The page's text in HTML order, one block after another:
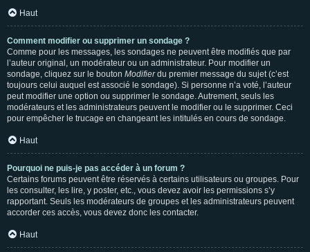
Haut
Comment modifier ou supprimer un sondage ?
Comme pour les messages, les sondages ne peuvent être modifiés que par
l’auteur original, un modérateur ou un administrateur. Pour modifier un
sondage, cliquez sur le bouton Modifierdu premier message du sujet (c’est
toujours celui auquel est associé le sondage). Si personne n’a voté, l’auteur
peut modifier une option ou supprimer le sondage. Autrement, seuls les
modérateurs et les administrateurs peuvent le modifier ou le supprimer. Ceci
pour empêcher le trucage en changeant les intitulés en cours de sondage.
Haut
Pourquoi ne puis-je pas accéder à un forum ?
Certains forums peuvent être réservés à certains utilisateurs ou groupes. Pour
les consulter, les lire, y poster, etc., vous devez avoir les permissions s’y
rapportant. Seuls les modérateurs de groupes et les administrateurs peuvent
accorder ces accès, vous devez donc les contacter.
Haut